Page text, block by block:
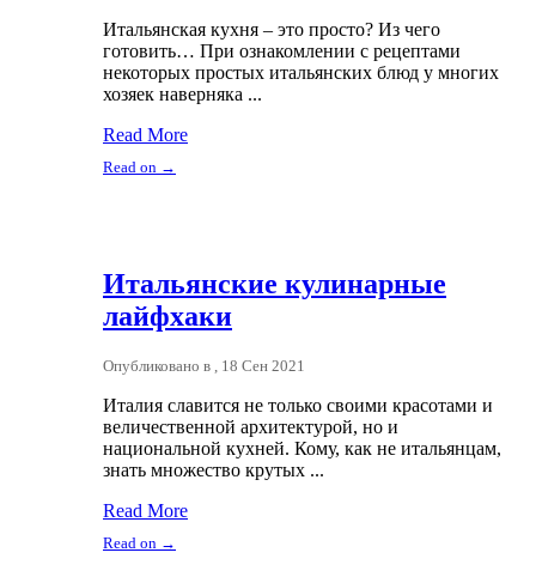
Итальянская кухня – это просто? Из чего
готовить… При ознакомлении с рецептами
некоторых простых итальянских блюд у многих
хозяек наверняка ...
Read More
Read on →
Итальянские кулинарные
лайфхаки
Опубликовано в , 18 Сен 2021
Италия славится не только своими красотами и
величественной архитектурой, но и
национальной кухней. Кому, как не итальянцам,
знать множество крутых ...
Read More
Read on →